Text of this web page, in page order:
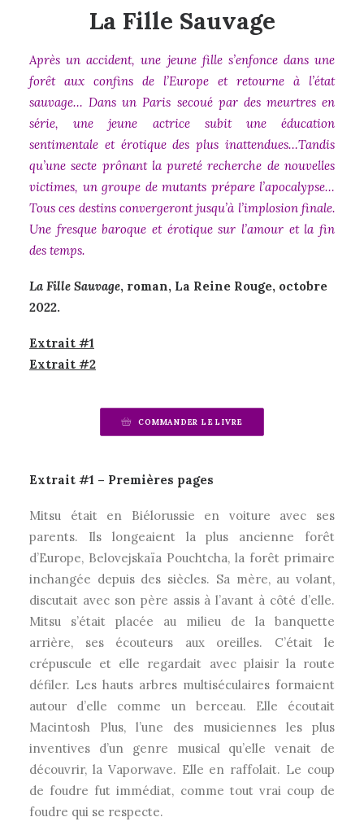
La Fille Sauvage
Après un accident, une jeune fille s’enfonce dans une
forêt aux confins de l’Europe et retourne à l’état
sauvage… Dans un Paris secoué par des meurtres en
série, une jeune actrice subit une éducation
sentimentale et érotique des plus inattendues…Tandis
qu’une secte prônant la pureté recherche de nouvelles
victimes, un groupe de mutants prépare l’apocalypse…
Tous ces destins convergeront jusqu’à l’implosion finale.
Une fresque baroque et érotique sur l’amour et la fin
des temps.
La Fille Sauvage, roman, La Reine Rouge, octobre
2022.
Extrait #1
Extrait #2
COMMANDER LE LIVRE
Extrait #1 – Premières pages
Mitsu était en Biélorussie en voiture avec ses
parents. Ils longeaient la plus ancienne forêt
d’Europe, Belovejskaïa Pouchtcha, la forêt primaire
inchangée depuis des siècles. Sa mère, au volant,
discutait avec son père assis à l’avant à côté d’elle.
Mitsu s’était placée au milieu de la banquette
arrière, ses écouteurs aux oreilles. C’était le
crépuscule et elle regardait avec plaisir la route
défiler. Les hauts arbres multiséculaires formaient
autour d’elle comme un berceau. Elle écoutait
Macintosh Plus, l’une des musiciennes les plus
inventives d’un genre musical qu’elle venait de
découvrir, la Vaporwave. Elle en raffolait. Le coup
de foudre fut immédiat, comme tout vrai coup de
foudre qui se respecte.